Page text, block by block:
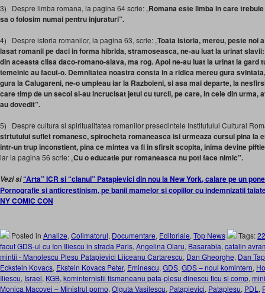
3) Despre limba romana, la pagina 64 scrie: „Romana este limba in care
sa o folosim numai pentru injuraturi”.
4) Despre istoria romanilor, la pagina 63, scrie: „Toata istoria, mereu, peste
lasat romanii pe daci in forma hibrida, stramoseasca, ne-au luat la urinat
din aceasta clisa daco-romano-slava, ma rog. Apoi ne-au luat la urinat la gard
temeinic au facut-o. Demnitatea noastra consta in a ridica mereu gura
gura la Calugareni, ne-o umpleau iar la Razboieni, si asa mai departe, la
care timp de un secol si-au incrucisat jetul cu turcii, pe care, in cele din urma,
au dovedit”.
5) Despre cultura si spiritualitatea romanilor presedintele Institutului Cultural
stгtutului suflet romanesc, spirocheta romaneasca isi urmeaza cursul pina la
intr-un trup inconstient, pina ce mintea va fi in sfirsit scopita, inima devine
iar la pagina 56 scrie: „Cu o educatie pur romaneasca nu poti face nimic”.
Vezi si“Arta” ICR si “clanul” Patapievici din nou la New York, calare pe un
Pornografie si anticrestinism, pe banii mamelor si copiilor cu indemnizatii
NY COMIC CON
Posted in Analize, Colimatorul, Documentare, Editoriale, Top News Tags:22
facut GDS-ul cu Ion Iliescu in strada Paris, Angelina Olaru, Basarabia, catalin
mintii - Manolescu Plesu Patapievici Liiceanu Cartarescu, Dan Gheorghe, Dan
Eckstein Kovacs, Ekstein Kovacs Peter, Eminescu, GDS, GDS – noul komintern,
Iliescu, Israel, KGB, kominternistii tismaneanu pata-plesu dinescu ticu si comp,
Monica Macovei – Ministrul porno, Olguta Vasilescu, Patapievici, Pataplesu, PDL ,